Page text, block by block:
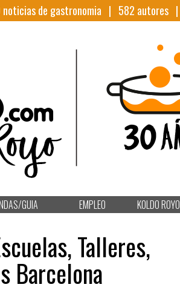
noticias de gastronomia | 582 autores |
GUIA EMPLEO KOLDO ROYO
Talleres,
Barcelona